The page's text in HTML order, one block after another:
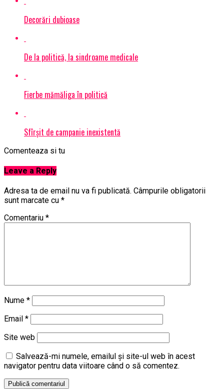
Decorări dubioase
De la politică, la sindroame medicale
Fierbe mămăliga în politică
Sfîrșit de campanie inexistentă
Comenteaza si tu
Leave a Reply
Adresa ta de email nu va fi publicată. Câmpurile obligatorii
sunt marcate cu *
Comentariu *
Nume *
Email *
Site web
Salvează-mi numele, emailul și site-ul web în acest
navigator pentru data viitoare când o să comentez.